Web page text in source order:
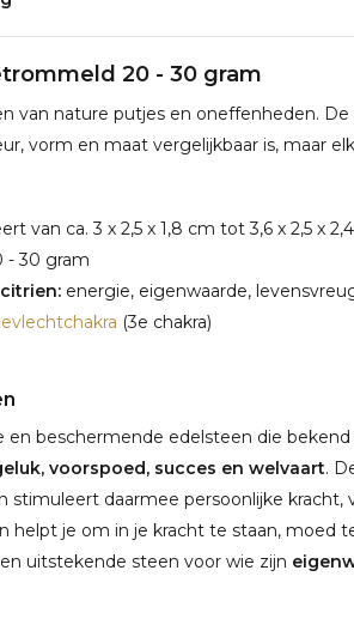
20 - 30 gram
van nature putjes en oneffenheden.
vorm en maat vergelijkbaar is, maar
van ca. 3 x 2,5 x 1,8 cm tot 3,6 x 2,5 x
- 30 gram
energie, eigenwaarde,
(3e chakra)
en beschermende edelsteen die
voorspoed, succes en welvaart.
stimuleert daarmee persoonlijke kracht,
helpt je om in je kracht te staan, moed
uitstekende steen voor wie zijn